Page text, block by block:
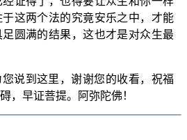
这两个法的究竟安乐之中，才能
圆满的结果，这也才是对众生最
说到这里，谢谢您的收看，祝福
，早证菩提。阿弥陀佛！